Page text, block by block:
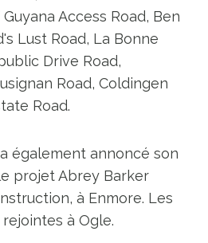
Access Road, Ben
Lust Road, La Bonne
Drive Road,
Road, Coldingen
Road.
également annoncé son
projet Abrey Barker
à Enmore. Les
à Ogle.